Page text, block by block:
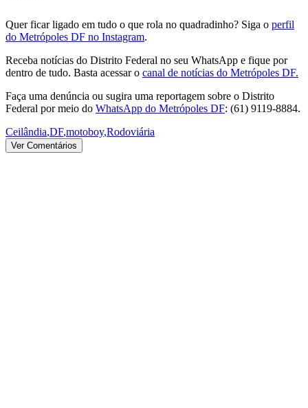
Quer ficar ligado em tudo o que rola no quadradinho? Siga o perfil
do Metrópoles DF no Instagram.
Receba notícias do Distrito Federal no seu WhatsApp e fique por
dentro de tudo. Basta acessar o canal de notícias do Metrópoles DF.
Faça uma denúncia ou sugira uma reportagem sobre o Distrito
Federal por meio do WhatsApp do Metrópoles DF: (61) 9119-8884.
Ceilândia,DF,motoboy,Rodoviária
Ver Comentários